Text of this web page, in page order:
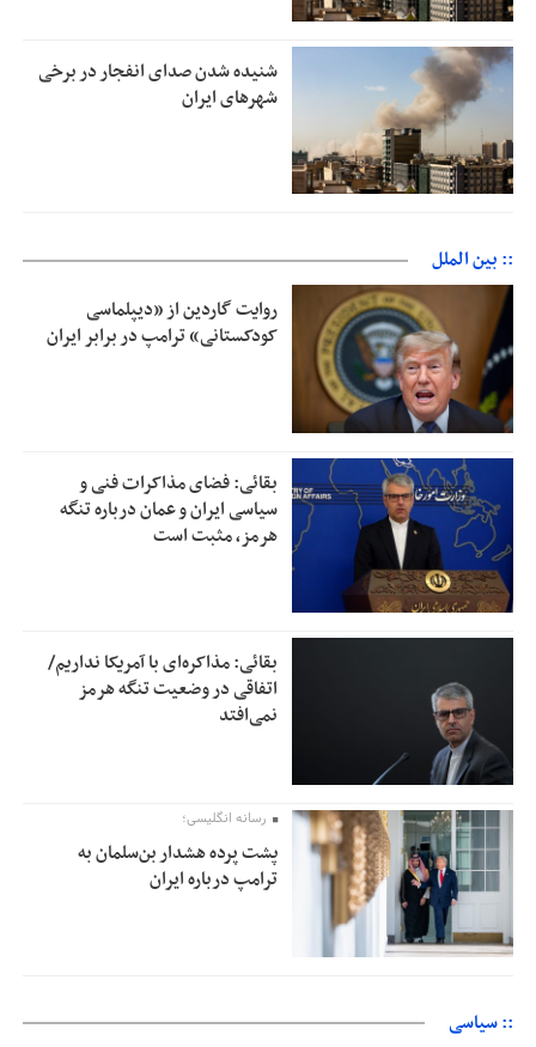
شنیده شدن صدای انفجار در برخی
شهرهای ایران
:: بین الملل
روایت گاردین از «دیپلماسی
کودکستانی» ترامپ در برابر ایران
بقائی: فضای مذاکرات فنی و
سیاسی ایران و عمان درباره تنگه
هرمز، مثبت است
بقائی: مذاکره‌ای با آمریکا نداریم/
اتفاقی در وضعیت تنگه هرمز
نمی‌افتد
رسانه انگلیسی؛
پشت پرده هشدار بن‌سلمان به
ترامپ درباره ایران
:: سیاسی